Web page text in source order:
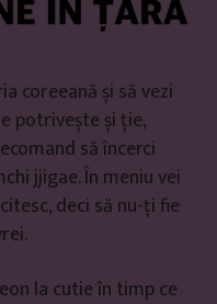
coreeană și să vezi
potrivește și ție,
să încerci
jjigae. În meniu vei
deci să nu-ți fie
la cutie în timp ce